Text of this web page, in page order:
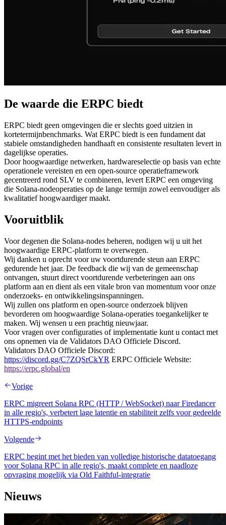
De waarde die ERPC biedt
ERPC biedt geen omgevingen die er slechts goed uitzien in
kortetermijnbenchmarks. Wat ERPC biedt is een fundament dat
stabiele omstandigheden handhaaft en consistente resultaten levert in
dagelijkse operaties.
Door hoogwaardige netwerken, hardwareselectie op basis van echte
operationele vereisten en een open-source operatieframework
gecentreerd rond SLV te combineren, levert ERPC een omgeving
die Solana-nodeoperaties op de lange termijn zowel eenvoudiger als
kwalitatief hoogwaardiger maakt.
Vooruitblik
Voor degenen die Solana-nodes beheren, nodigen wij u uit het
hoogwaardige ERPC-platform te overwegen.
Wij danken u oprecht voor uw voortdurende steun aan ERPC
gedurende het jaar. De feedback die wij van de gemeenschap
ontvangen, stuurt direct voortdurende verbeteringen aan ons
platform aan en dient als een vitale bron van momentum voor onze
onderzoeks- en ontwikkelingsinspanningen.
Wij zullen ons platform en open-source onderzoek blijven
bevorderen om hoogwaardige Solana-operaties toegankelijker te
maken. Wij wensen u een prachtig nieuwjaar.
Voor vragen over configuraties of implementatie kunt u contact met
ons opnemen via de Validators DAO Officiele Discord.
Validators DAO Officiele Discord:
https://discord.gg/C7ZQSrCkYR ERPC Officiele Website:
https://erpc.global/en
Vorige
ERPC migreert Solana RPC (HTTP / WebSocket) naar Firedancer
in alle regio's, verbetert lage latentie en stabiliteit zelfs voor gedeelde
HTTPS-endpoints
Volgende
ERPC begint met het bieden van volledige historische datatoegang
voor Solana RPC in alle regio's, maakt complete en naadloze
opvraging mogelijk via Old Faithful-integratie
Nieuws